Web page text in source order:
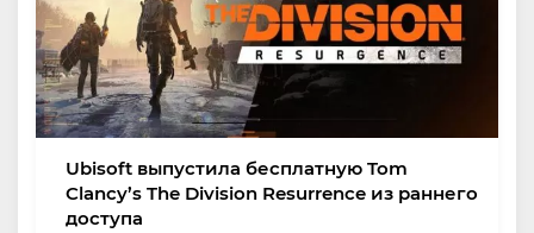
Ubisoft выпустила бесплатную Tom
Clancy’s The Division Resurrence из раннего
доступа